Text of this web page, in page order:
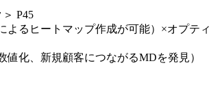
P45
るヒートマップ作成が可能）×オプティ
化、新規顧客につながるMDを発見）